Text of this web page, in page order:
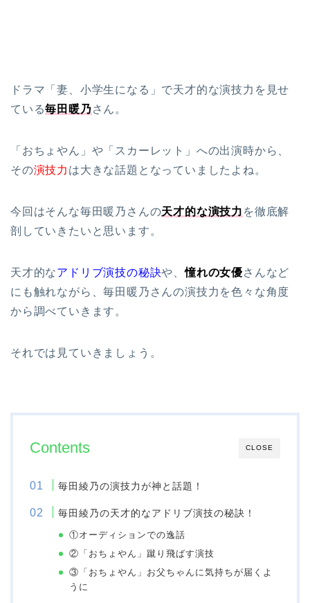
ドラマ「妻、小学生になる」で天才的な演技力を見せ
ている毎田暖乃さん。
「おちょやん」や「スカーレット」への出演時から、
その演技力 は大きな話題となっていましたよね。
今回はそんな毎田暖乃さんの天才的な演技力 を徹底解
剖していきたいと思います。
天才的なアドリブ演技の秘訣や、憧れの女優さんなど
にも触れながら、毎田暖乃さんの演技力を色々な角度
から調べていきます。
それでは見ていきましょう。
CLOSE
Contents
毎田綾乃の演技力が神と話題！
毎田綾乃の天才的なアドリブ演技の秘訣！
①オーディションでの逸話
②「おちょやん」蹴り飛ばす演技
③「おちょやん」お父ちゃんに気持ちが届くよ
うに